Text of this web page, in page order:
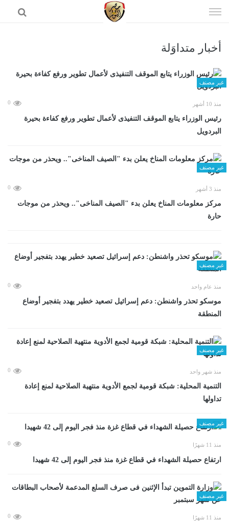
الى
أخبار متداوَلة
غير مصنف
منذ 10 أشهر 0
رئيس الوزراء يتابع الموقف التنفيذى لأعمال تطوير ورفع كفاءة بحيرة
البردويل
غير مصنف
منذ 3 أشهر 0
مركز معلومات المناخ يعلن بدء "الصيف المناخى".. ويحذر من موجات
حارة
غير مصنف
منذ عام واحد 0
موسكو تحذر واشنطن: دعم إسرائيل تصعيد خطير يهدد بتفجير أوضاع
المنطقة
غير مصنف
منذ شهر واحد 0
التنمية المحلية: شبكة قومية لجمع الأدوية منتهية الصلاحية لمنع إعادة
تداولها
غير مصنف
منذ 11 شهرًا 0
ارتفاع حصيلة الشهداء في قطاع غزة منذ فجر اليوم إلى 42 شهيدا
غير مصنف
منذ 11 شهرًا 0